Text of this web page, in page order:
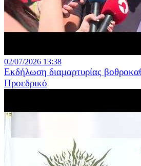
02/07/2026 13:38
Εκδήλωση διαμαρτυρίας
Προεδρικό